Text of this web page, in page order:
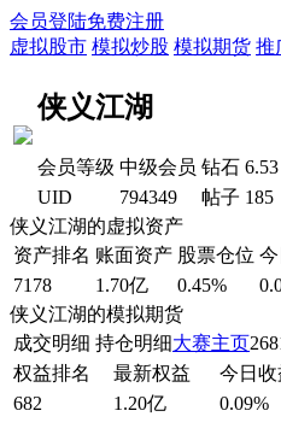
会员登陆免费注册
虚拟股市 模拟炒股 模拟期货 推
侠义江湖
会员等级 中级会员 钻石 6.53
UID
794349 帖子 185
侠义江湖的虚拟资产
资产排名 账面资产 股票仓位
7178
1.70亿 0.45%
侠义江湖的模拟期货
成交明细 持仓明细大赛主页
权益排名
最新权益 今日收
682
1.20亿 0.09%